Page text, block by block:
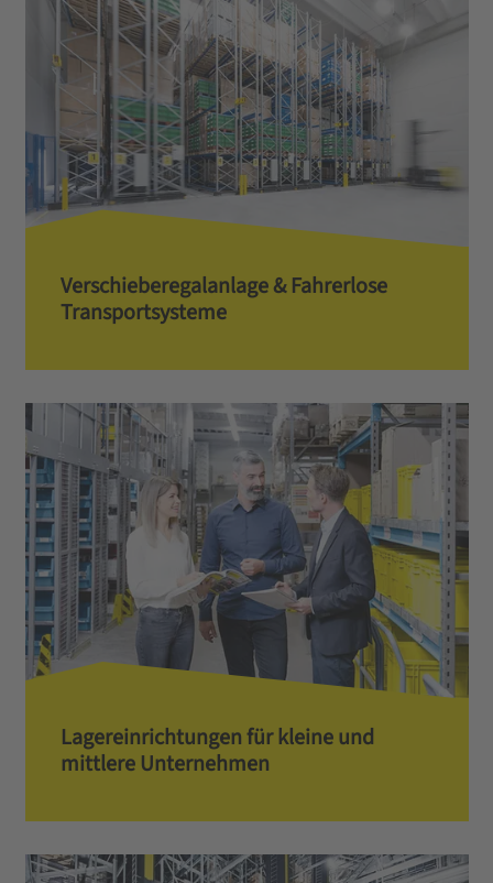
Verschieberegalanlage & Fahrerlose
Transportsysteme
Lagereinrichtungen für kleine und
mittlere Unternehmen